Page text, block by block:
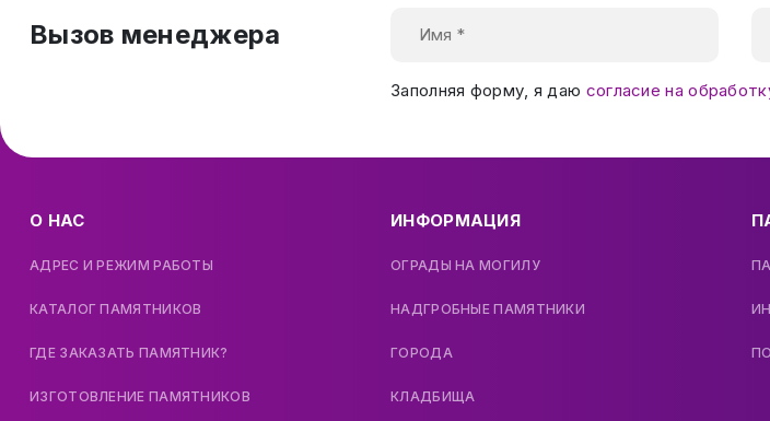
Вызов менеджера
Заполняя форму, я даю согласие на
О НАС
АДРЕС И РЕЖИМ РАБОТЫ
КАТАЛОГ ПАМЯТНИКОВ
ГДЕ ЗАКАЗАТЬ ПАМЯТНИК?
ИЗГОТОВЛЕНИЕ ПАМЯТНИКОВ
ИНФОРМАЦИЯ
ОГРАДЫ НА МОГИЛУ
НАДГРОБНЫЕ ПАМЯТНИКИ
ГОРОДА
КЛАДБИЩА